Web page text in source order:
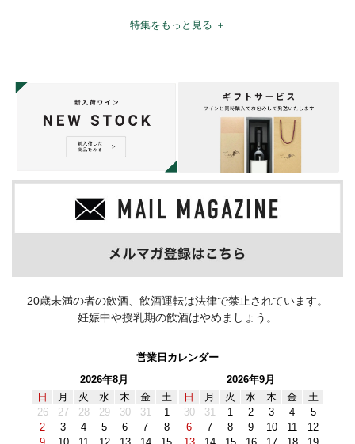
特集をもっと見る ＋
20歳未満の者の飲酒、飲酒運転は法律で禁止されています。
妊娠中や授乳期の飲酒はやめましょう。
営業日カレンダー
2026年8月
日
月 火 水 木 金
土
26
27 28 29 30 31
1
2
3 4 5 6 7
8
2026年9月
日
月 火 水 木 金
土
30
31 1 2 3 4
5
6
7 8 9 10 11
12